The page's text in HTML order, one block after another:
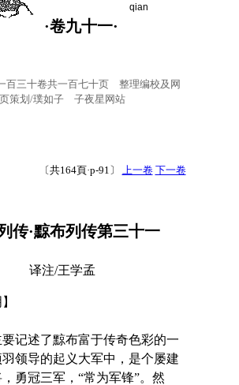
·卷九十一·
qian
百三十卷共一百七十页 整理编校及网
页策划/璞如子 子夜星网站
〔共164頁·p-91〕 上一卷 下一卷
传·黥布列传第三十一
译注/王学孟
述了黥布富于传奇色彩的一
领导的起义大军中，是个屡建
勇冠三军，“常为军锋”。然